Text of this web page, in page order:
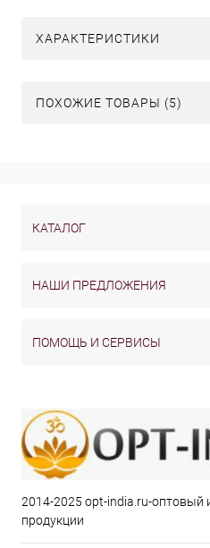
ХАРАКТЕРИСТИКИ
ПОХОЖИЕ ТОВАРЫ (5)
КАТАЛОГ
НАШИ ПРЕДЛОЖЕНИЯ
ПОМОЩЬ И СЕРВИСЫ
2014-2025 opt-india.ru-оптовый
продукции